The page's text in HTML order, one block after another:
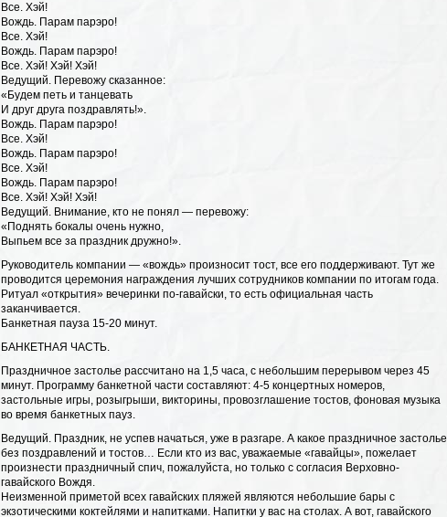
Все. Хэй!
Вождь. Парам парэро!
Все. Хэй!
Вождь. Парам парэро!
Все. Хэй! Хэй! Хэй!
Ведущий. Перевожу сказанное:
«Будем петь и танцевать
И друг друга поздравлять!».
Вождь. Парам парэро!
Все. Хэй!
Вождь. Парам парэро!
Все. Хэй!
Вождь. Парам парэро!
Все. Хэй! Хэй! Хэй!
Ведущий. Внимание, кто не понял — перевожу:
«Поднять бокалы очень нужно,
Выпьем все за праздник дружно!».
Руководитель компании — «вождь» произносит тост, все его поддерживают. Тут же
проводится церемония награждения лучших сотрудников компании по итогам года.
Ритуал «открытия» вечеринки по-гавайски, то есть официальная часть
заканчивается.
Банкетная пауза 15-20 минут.
БАНКЕТНАЯ ЧАСТЬ.
Праздничное застолье рассчитано на 1,5 часа, с небольшим перерывом через 45
минут. Программу банкетной части составляют: 4-5 концертных номеров,
застольные игры, розыгрыши, викторины, провозглашение тостов, фоновая музыка
во время банкетных пауз.
Ведущий. Праздник, не успев начаться, уже в разгаре. А какое праздничное застолье
без поздравлений и тостов… Если кто из вас, уважаемые «гавайцы», пожелает
произнести праздничный спич, пожалуйста, но только с согласия Верховно-
гавайского Вождя.
Неизменной приметой всех гавайских пляжей являются небольшие бары с
экзотическими коктейлями и напитками. Напитки у вас на столах. А вот, гавайского